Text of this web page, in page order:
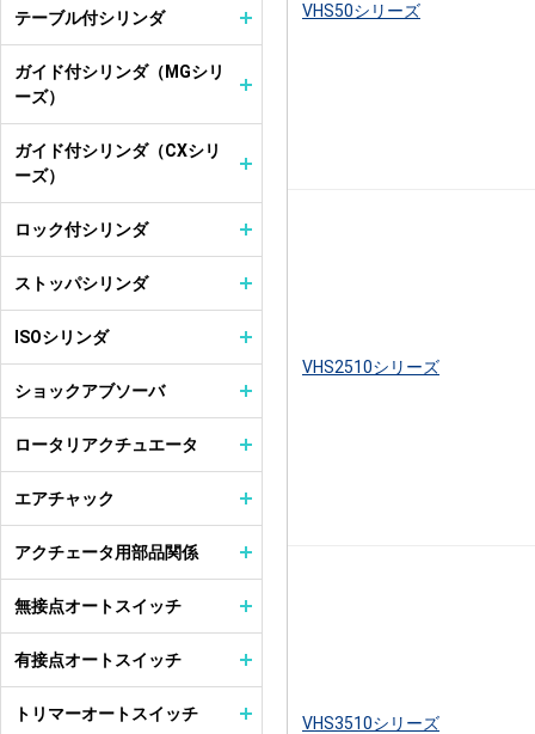
VHS50シリーズ
VHS2510シリーズ
VHS3510シリーズ
テーブル付シリンダ
ガイド付シリンダ（MGシリ
ーズ）
ガイド付シリンダ（CXシリ
ーズ）
ロック付シリンダ
ストッパシリンダ
ISOシリンダ
ショックアブソーバ
ロータリアクチュエータ
エアチャック
アクチェータ用部品関係
無接点オートスイッチ
有接点オートスイッチ
トリマーオートスイッチ